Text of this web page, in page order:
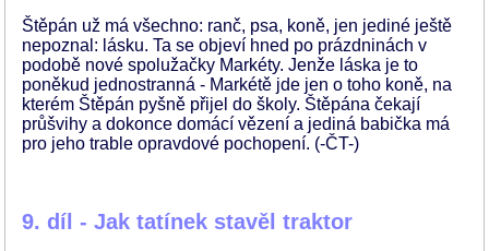
Štěpán už má všechno: ranč, psa, koně, jen jediné ještě
nepoznal: lásku. Ta se objeví hned po prázdninách v
podobě nové spolužačky Markéty. Jenže láska je to
poněkud jednostranná - Markétě jde jen o toho koně, na
kterém Štěpán pyšně přijel do školy. Štěpána čekají
průšvihy a dokonce domácí vězení a jediná babička má
pro jeho trable opravdové pochopení. (-ČT-)
9. díl - Jak tatínek stavěl traktor